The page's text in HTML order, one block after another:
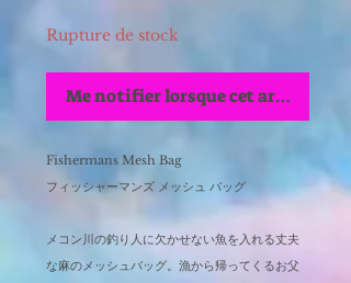
Rupture de stock
Me notifier lorsque cet article est
Fishermans Mesh Bag
フィッシャーマンズ メッシュ バッグ
メコン川の釣り人に欠かせない魚を入れる丈夫
な麻のメッシュバッグ。漁から帰ってくるお父